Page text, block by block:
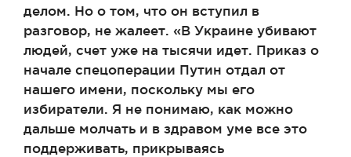
делом. Но о том, что он вступил в
разговор, не жалеет. «В Украине убивают
людей, счет уже на тысячи идет. Приказ о
начале спецоперации Путин отдал от
нашего имени, поскольку мы его
избиратели. Я не понимаю, как можно
дальше молчать и в здравом уме все это
поддерживать, прикрываясь